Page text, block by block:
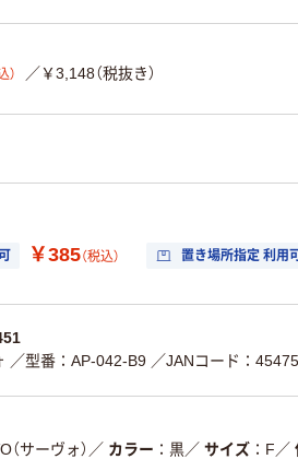
） ／￥3,148（税抜き）
￥385（税込） 置き場所指定 利用
／型番：AP-042-B9 ／JANコード：
（サーヴォ） ／ カラー 黒／ サイズ F ／